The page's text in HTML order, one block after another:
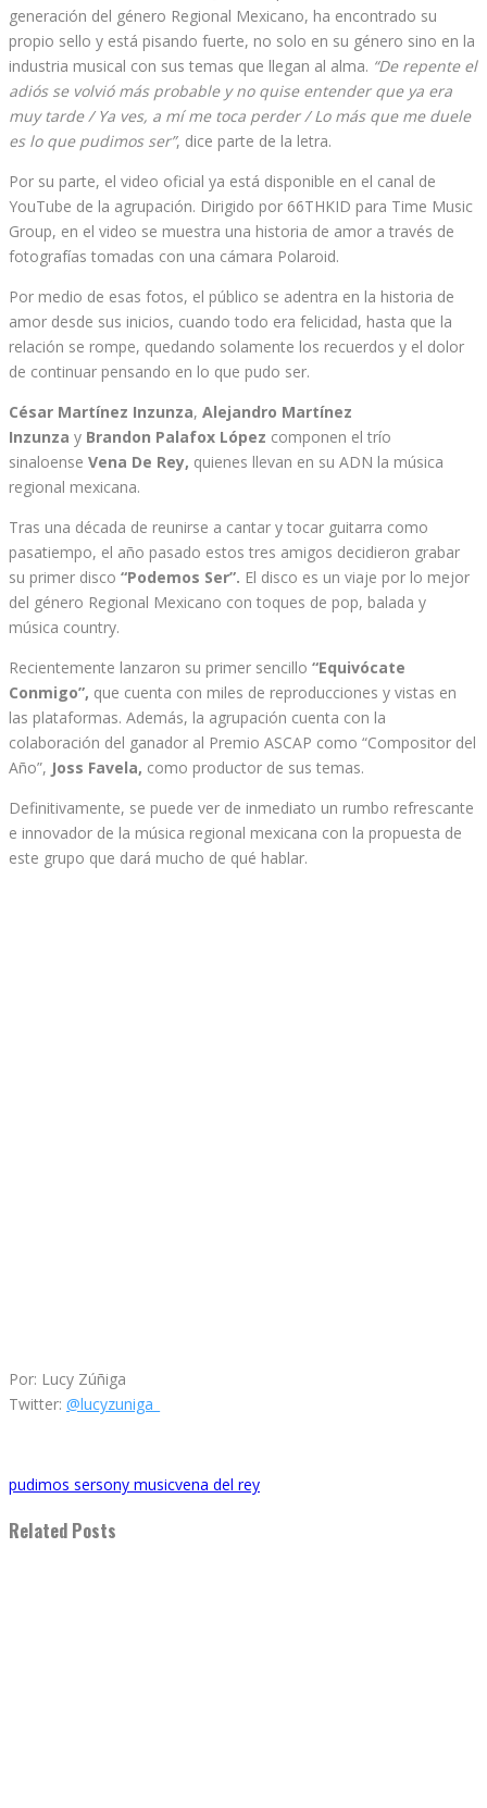
generación del género Regional Mexicano, ha encontrado su
propio sello y está pisando fuerte, no solo en su género sino en la
industria musical con sus temas que llegan al alma. “De repente el
adiós se volvió más probable y no quise entender que ya era
muy tarde / Ya ves, a mí me toca perder / Lo más que me duele
es lo que pudimos ser”, dice parte de la letra.
Por su parte, el video oficial ya está disponible en el canal de
YouTube de la agrupación. Dirigido por 66THKID para Time Music
Group, en el video se muestra una historia de amor a través de
fotografías tomadas con una cámara Polaroid.
Por medio de esas fotos, el público se adentra en la historia de
amor desde sus inicios, cuando todo era felicidad, hasta que la
relación se rompe, quedando solamente los recuerdos y el dolor
de continuar pensando en lo que pudo ser.
César Martínez Inzunza, Alejandro Martínez
Inzunza y Brandon Palafox López componen el trío
sinaloense Vena De Rey, quienes llevan en su ADN la música
regional mexicana.
Tras una década de reunirse a cantar y tocar guitarra como
pasatiempo, el año pasado estos tres amigos decidieron grabar
su primer disco “Podemos Ser”. El disco es un viaje por lo mejor
del género Regional Mexicano con toques de pop, balada y
música country.
Recientemente lanzaron su primer sencillo “Equivócate
Conmigo”, que cuenta con miles de reproducciones y vistas en
las plataformas. Además, la agrupación cuenta con la
colaboración del ganador al Premio ASCAP como “Compositor del
Año”, Joss Favela, como productor de sus temas.
Definitivamente, se puede ver de inmediato un rumbo refrescante
e innovador de la música regional mexicana con la propuesta de
este grupo que dará mucho de qué hablar.
Por: Lucy Zúñiga
Twitter: @lucyzuniga_
pudimos sersony musicvena del rey
Related Posts